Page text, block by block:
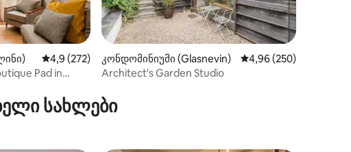
მიმოხილვასაშუალო შეფასებაა 5‑დან 4,9, 272 მიმოხილვა
4,9 (272)
Pad in
კონდომინიუმი (Glasnevin) საშუალო შეფასებაა
4,96 (250)
Architect's Garden Studio
სახლები